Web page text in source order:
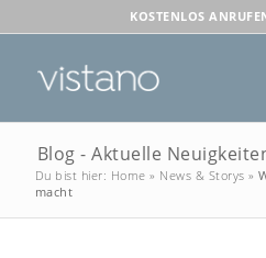
KOSTENLOS
Blog - Aktuelle
Du bist hier: Home » News & Storys »
macht